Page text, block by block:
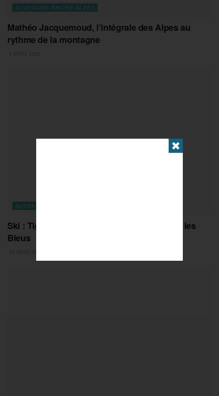
AUVERGNE-RHONE-ALPES
Mathéo Jacquemoud, l’intégrale des Alpes au
rythme de la montagne
AUVERGNE-RHONE-ALPES
Ski : Tignes, conclusion en apothéose pour les
Bleus
✖